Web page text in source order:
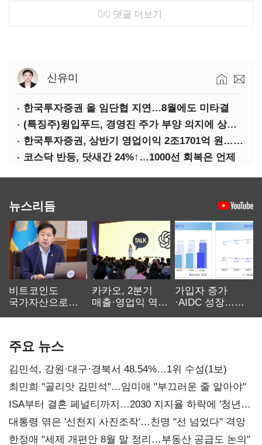
0/0 댓글 더보기
신유미
한국투자증권 올 임단협 지연…8월에도 미타결
(특징주)윙입푸드, 경영진 주가 부양 의지에 상한가
한국투자증권, 상반기 영업이익 2조1701억 원… 전년비 89.1%↑
코스닥 반등, 닷새간 24%↑…1000선 회복은 언제
뉴스리듬
비트코인도
국가자산으로…'
카카오, 2분기
매출·영업익 역대
가입자 증가
·AIDC 성장…
주요 뉴스
김민석, 강원·대구·경북서 48.54%…1위 수성(1보)
최민희 "골리앗 김민석"…임미애 "부끄러운 줄 알아야"
ISA부터 결혼 페널티까지…2030 지지율 하락에 '청년
챙기기'
대통령 엮은 '신천지 사진조작'…친명 "선 넘었다" 격앙
한정애 "세제 개편안 8월 말 정리…부동산 공급도 논의"